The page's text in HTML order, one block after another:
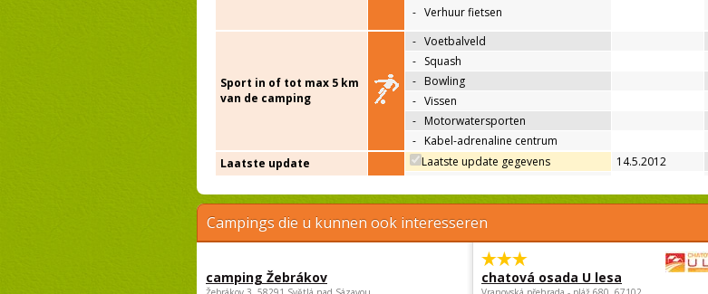
- Verhuur fietsen
Sport in of tot max 5 km
van de camping
- Voetbalveld
- Squash
- Bowling
- Vissen
- Motorwatersporten
- Kabel-adrenaline centrum
Laatste update
Laatste update gegevens 14.5.2012
Campings die u kunnen ook interesseren
camping Žebrákov chatová osada U lesa